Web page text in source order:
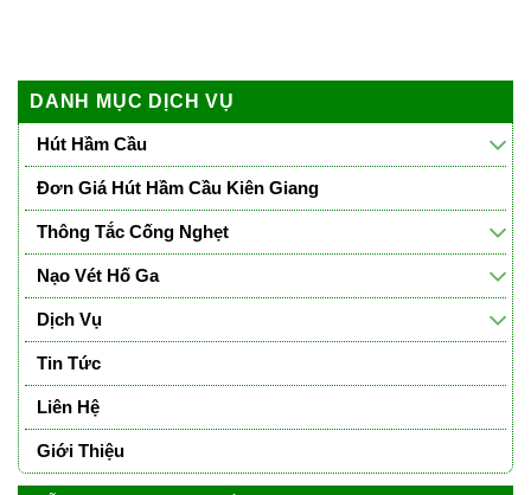
DANH MỤC DỊCH VỤ
Hút Hầm Cầu
Đơn Giá Hút Hầm Cầu Kiên Giang
Thông Tắc Cống Nghẹt
Nạo Vét Hố Ga
Dịch Vụ
Tin Tức
Liên Hệ
Giới Thiệu